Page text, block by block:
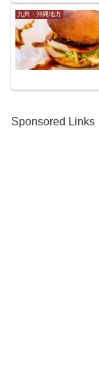
九州・沖縄地方
Sponsored Links